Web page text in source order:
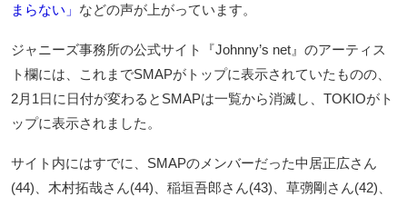
まらない」 などの声が上がっています。
ジャニーズ事務所の公式サイト『Johnny’s net』のアーティス
ト欄には、これまでSMAPがトップに表示されていたものの、
2月1日に日付が変わるとSMAPは一覧から消滅し、TOKIOがト
ップに表示されました。
サイト内にはすでに、SMAPのメンバーだった中居正広さん
(44)、木村拓哉さん(44)、稲垣吾郎さん(43)、草彅剛さん(42)、